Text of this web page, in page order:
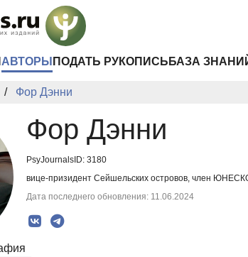
АВТОРЫ ПОДАТЬ РУКОПИСЬ БАЗА
Фор Дэнни
Фор Дэнни
PsyJournalsID: 3180
вице-призидент Сейшельских островов, член
Дата последнего обновления: 11.06.2024